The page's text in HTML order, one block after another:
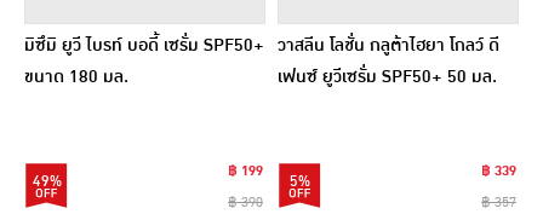
มิซึมิ ยูวี ไบรท์ บอดี้ เซรั่ม SPF50+
ขนาด 180 มล.
49%
฿ 199
฿ 390
วาสลีน โลชั่น กลูต้าไฮยา โกลว์ ดี
เฟนซ์ ยูวีเซรั่ม SPF50+ 50 มล.
5%
฿ 339
฿ 357